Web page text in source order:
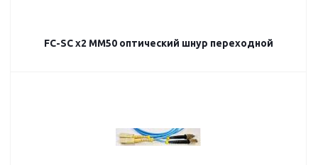
FC-SC х2 MM50 оптический шнур переходной